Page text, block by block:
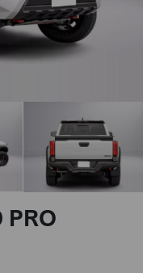
PRO